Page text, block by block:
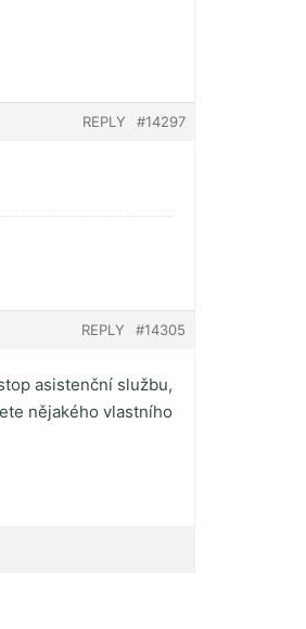
#14297
REPLY
#14305
REPLY
asistenční službu,
nějakého vlastního